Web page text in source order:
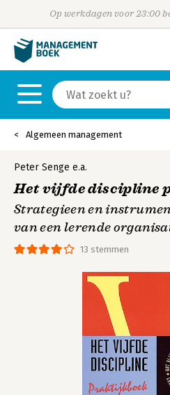
Op werkdagen voor 23:00
Algemeen management
13 stemmen
Peter Senge e.a.
Het vijfde discipline
Strategieen en
van een lerende